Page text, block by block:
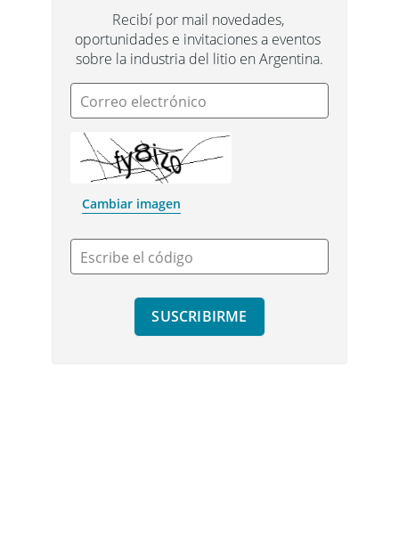
Recibí por mail novedades,
oportunidades e invitaciones a eventos
sobre la industria del litio en Argentina.
Correo electrónico
Cambiar imagen
Escribe el código